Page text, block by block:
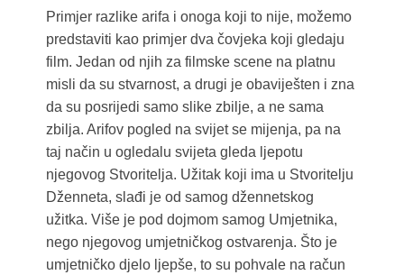
Primjer razlike arifa i onoga koji to nije, možemo
predstaviti kao primjer dva čovjeka koji gledaju
film. Jedan od njih za filmske scene na platnu
misli da su stvarnost, a drugi je obaviješten i zna
da su posrijedi samo slike zbilje, a ne sama
zbilja. Arifov pogled na svijet se mijenja, pa na
taj način u ogledalu svijeta gleda ljepotu
njegovog Stvoritelja. Užitak koji ima u Stvoritelju
Dženneta, slađi je od samog džennetskog
užitka. Više je pod dojmom samog Umjetnika,
nego njegovog umjetničkog ostvarenja. Što je
umjetničko djelo ljepše, to su pohvale na račun